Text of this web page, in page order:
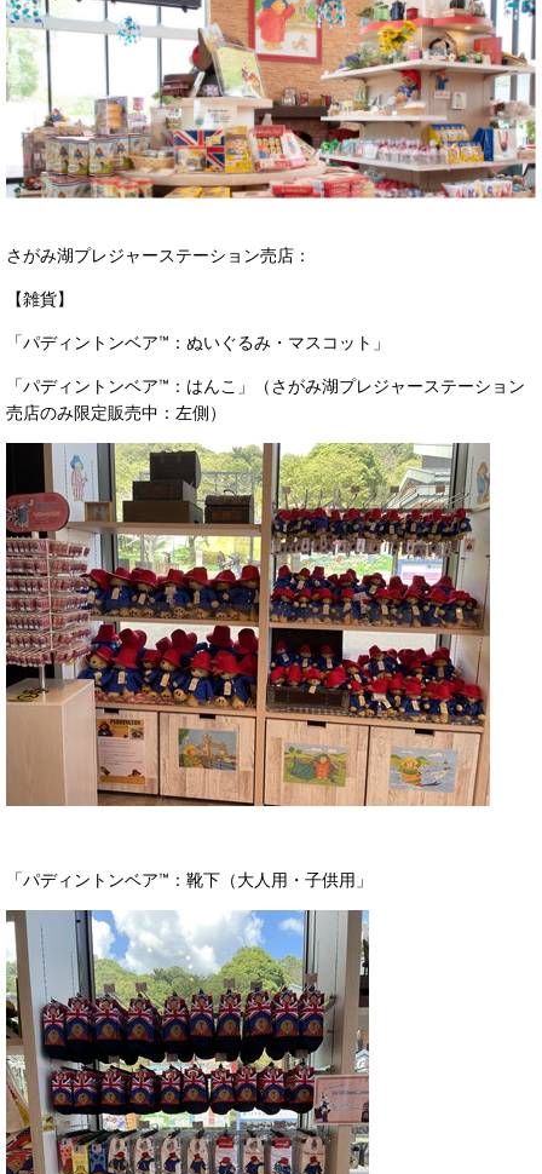
さがみ湖プレジャーステーション売店：
【雑貨】
「パディントンベア™：ぬいぐるみ・マスコット」
「パディントンベア™：はんこ」（さがみ湖プレジャーステーション
売店のみ限定販売中：左側）
「パディントンベア™：靴下（大人用・子供用」